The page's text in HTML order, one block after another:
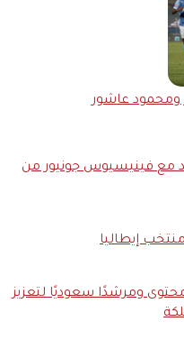
ومحمود عاشور
مع فينيسيوس جونيور من
إيطاليا
يؤهل 45 صانع محتوى ومرشدًا سعوديًا لتعزيز